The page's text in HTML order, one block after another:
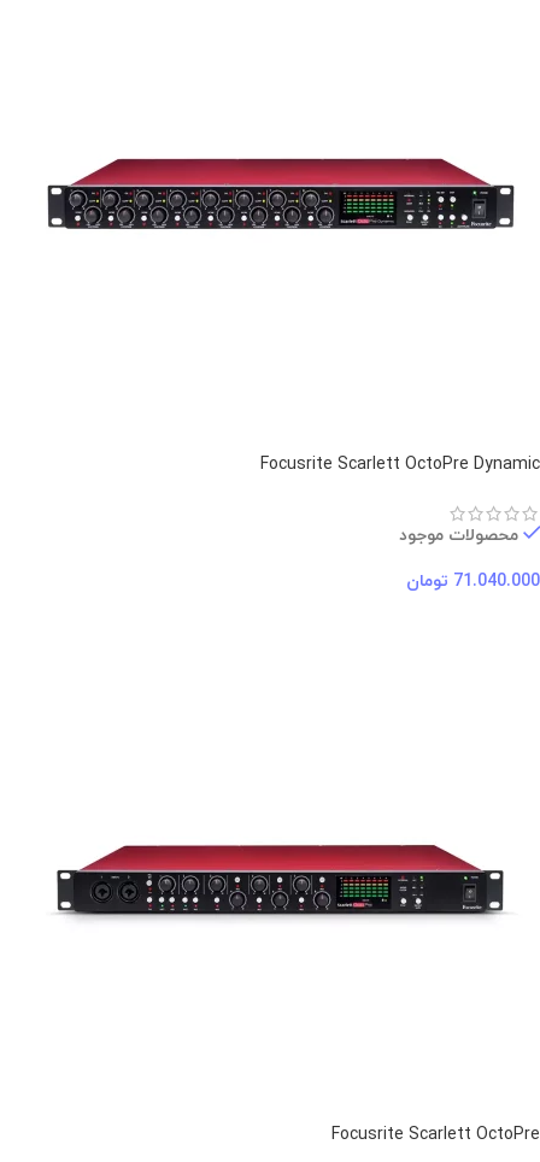
Focusrite Scarlett OctoPre Dynamic
محصولات موجود
71.040.000 تومان
Focusrite Scarlett OctoPre